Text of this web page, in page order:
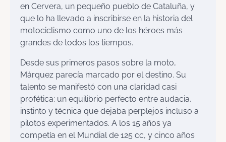
en Cervera, un pequeño pueblo de Cataluña, y
que lo ha llevado a inscribirse en la historia del
motociclismo como uno de los héroes más
grandes de todos los tiempos.
Desde sus primeros pasos sobre la moto,
Márquez parecía marcado por el destino. Su
talento se manifestó con una claridad casi
profética: un equilibrio perfecto entre audacia,
instinto y técnica que dejaba perplejos incluso a
pilotos experimentados. A los 15 años ya
competía en el Mundial de 125 cc, y cinco años